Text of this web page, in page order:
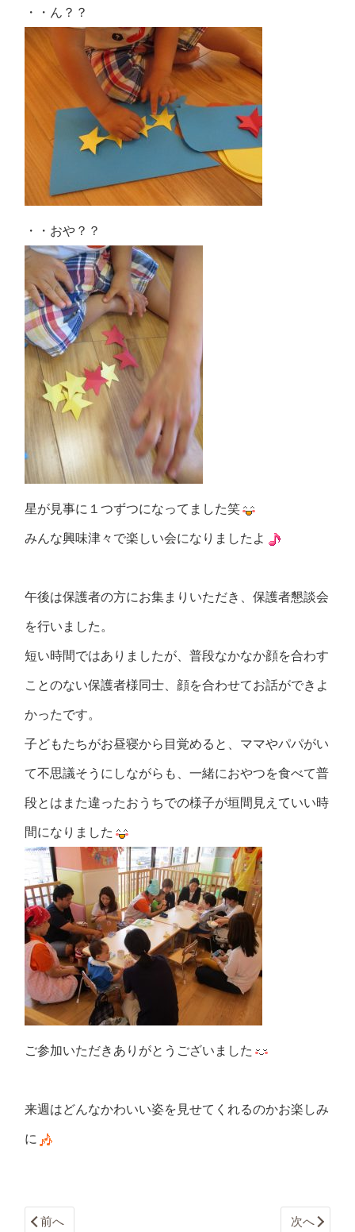
・・ん？？
・・おや？？
星が見事に１つずつになってました笑
みんな興味津々で楽しい会になりましたよ
午後は保護者の方にお集まりいただき、保護者懇談会
を行いました。
短い時間ではありましたが、普段なかなか顔を合わす
ことのない保護者様同士、顔を合わせてお話ができよ
かったです。
子どもたちがお昼寝から目覚めると、ママやパパがい
て不思議そうにしながらも、一緒におやつを食べて普
段とはまた違ったおうちでの様子が垣間見えていい時
間になりました
ご参加いただきありがとうございました
来週はどんなかわいい姿を見せてくれるのかお楽しみ
に
前へ 次へ